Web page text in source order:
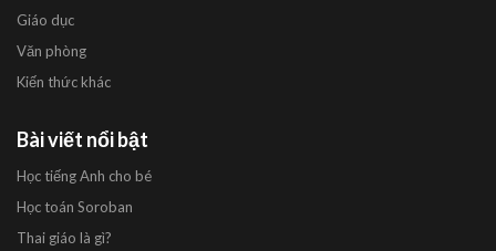
Giáo dục
Văn phòng
Kiến thức khác
Bài viết nổi bật
Học tiếng Anh cho bé
Học toán Soroban
Thai giáo là gì?